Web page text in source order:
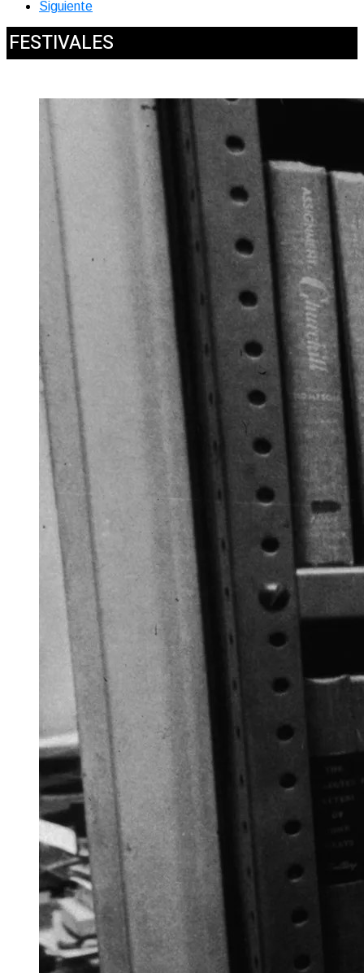
Siguiente
FESTIVALES